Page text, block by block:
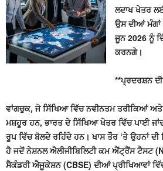
ਲਦਾਖ ਖੇਤਰ
ਉਸ ਦੀਆਂ ਮੰਗਾਂ
ਜੂਨ 2026 ਨੂੰ
ਕਰਨਗੇ।
**ਪ੍ਰਦਰਸ਼ਨ
ਵਾਂਗਚੁਕ, ਜੋ ਸਿੱਖਿਆ ਵਿੱਚ ਨਵੀਨਤਮ ਤਰੀਕਿਆਂ
ਮਸ਼ਹੂਰ ਹਨ, ਭਾਰਤ ਦੇ ਸਿੱਖਿਆ ਖੇਤਰ ਵਿੱਚ ਪਾਈ
ਰੂਪ ਵਿੱਚ ਬੋਲਦੇ ਰਹਿੰਦੇ ਹਨ। ਖਾਸ ਤੌਰ ‘ਤੇ ਉਹਨਾਂ
ਹੈ ਜਦੋਂ ਨੇਸ਼ਨਲ ਐਲੀਜੀਬਿਲਿਟੀ ਕਮ ਐਂਟ੍ਰੈਂਸ ਟੈਸਟ
ਸੈਕੰਡਰੀ ਐਜੂਕੇਸ਼ਨ (CBSE) ਦੀਆਂ ਪ੍ਰੀਖਿਆਵਾਂ